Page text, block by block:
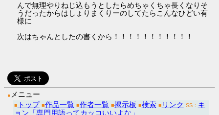
んで無理やりねじ込もうとしたらめちゃくちゃ長くなりそ
うだったからはしょりまくりーのしてたらこんなひどい有
様に
次はちゃんとしたの書くから！！！！！！！！！！！
● メニュー
■ トップ ■作品一覧 ■作者一覧 ■掲示板 ■検索 ■ リンク SS： キ
ョン「専門用語ってカッコいいよな」